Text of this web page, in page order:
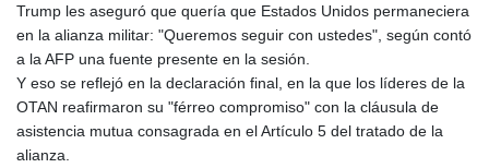
ILS 3.477385
IMP 0.857848
INR 109.932764
IQD 1510.627108
IRR
1587694.361999
Trump les aseguró que quería que Estados Unidos permaneciera
en la alianza militar: "Queremos seguir con ustedes", según contó
a la AFP una fuente presente en la sesión.
Y eso se reflejó en la declaración final, en la que los líderes de la
OTAN reafirmaron su "férreo compromiso" con la cláusula de
asistencia mutua consagrada en el Artículo 5 del tratado de la
alianza.